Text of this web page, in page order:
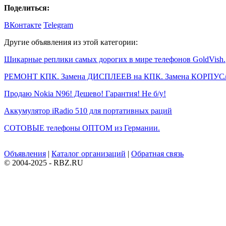
Поделиться:
ВКонтакте Telegram
Другие объявления из этой категории:
Шикарные реплики самых дорогих в мире телефонов GoldVish.
РЕМОНТ КПК. Замена ДИСПЛЕЕВ на КПК. Замена
Продаю Nokia N96! Дешево! Гарантия! Не б/у!
Аккумулятор iRadio 510 для портативных раций
СОТОВЫЕ телефоны ОПТОМ из Германии.
Объявления | Каталог организаций | Обратная связь
© 2004-2025 - RBZ.RU